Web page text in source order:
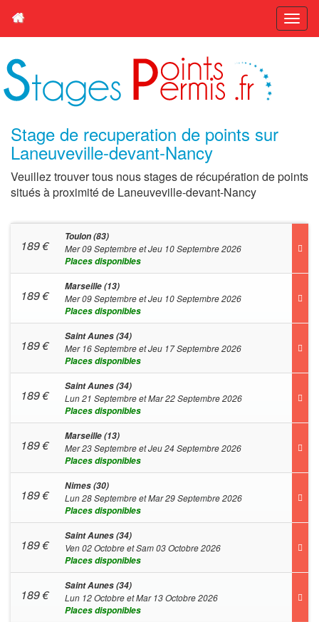
Stage de recuperation de points sur
Laneuveville-devant-Nancy
Veuillez trouver tous nous stages de récupération de points
situés à proximité de Laneuveville-devant-Nancy
189€
Toulon (83)
Mer 09 Septembre et Jeu 10 Septembre 2026
Places disponibles
189€
Marseille (13)
Mer 09 Septembre et Jeu 10 Septembre 2026
Places disponibles
189€
Saint Aunes (34)
Mer 16 Septembre et Jeu 17 Septembre 2026
Places disponibles
189€
Saint Aunes (34)
Lun 21 Septembre et Mar 22 Septembre 2026
Places disponibles
189€
Marseille (13)
Mer 23 Septembre et Jeu 24 Septembre 2026
Places disponibles
189€
Nimes (30)
Lun 28 Septembre et Mar 29 Septembre 2026
Places disponibles
189€
Saint Aunes (34)
Ven 02 Octobre et Sam 03 Octobre 2026
Places disponibles
189€
Saint Aunes (34)
Lun 12 Octobre et Mar 13 Octobre 2026
Places disponibles